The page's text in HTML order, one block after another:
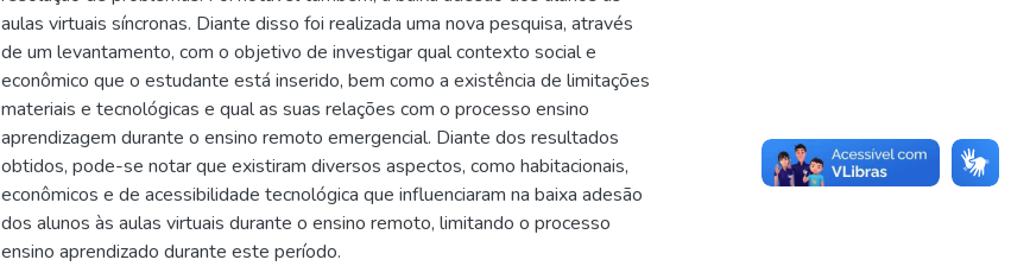
aulas virtuais síncronas. Diante disso foi realizada uma nova pesquisa, através
de um levantamento, com o objetivo de investigar qual contexto social e
econômico que o estudante está inserido, bem como a existência de limitações
materiais e tecnológicas e qual as suas relações com o processo ensino
aprendizagem durante o ensino remoto emergencial. Diante dos resultados
obtidos, pode-se notar que existiram diversos aspectos, como habitacionais,
econômicos e de acessibilidade tecnológica que influenciaram na baixa adesão
dos alunos às aulas virtuais durante o ensino remoto, limitando o processo
ensino aprendizado durante este período.